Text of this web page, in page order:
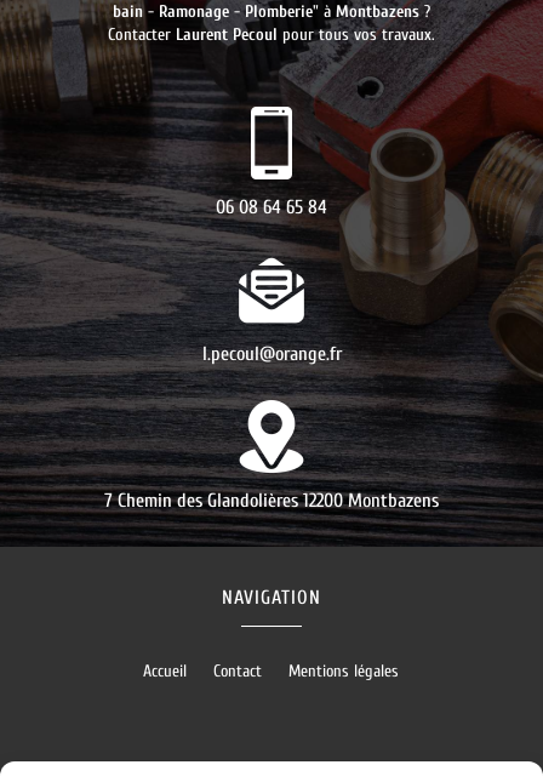
bain- Ramonage -Plomberie" à Montbazens?
Contacter Laurent Pecoul pour tous vos travaux.
06 08 64 65 84
l.pecoul@orange.fr
7 Chemin des Glandolières12200 Montbazens
NAVIGATION
Accueil Contact Mentions légales